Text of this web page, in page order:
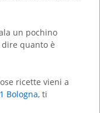
un pochino
quanto è
ricette vieni a
Bologna, ti